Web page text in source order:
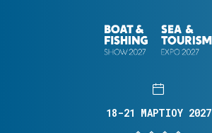
18-21 ΜΑΡΤΙΟΥ 2027